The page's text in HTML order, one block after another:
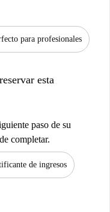
para profesionales
esta
paso de su
completar.
de ingresos